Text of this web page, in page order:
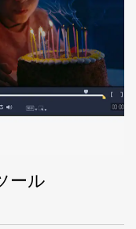
ール